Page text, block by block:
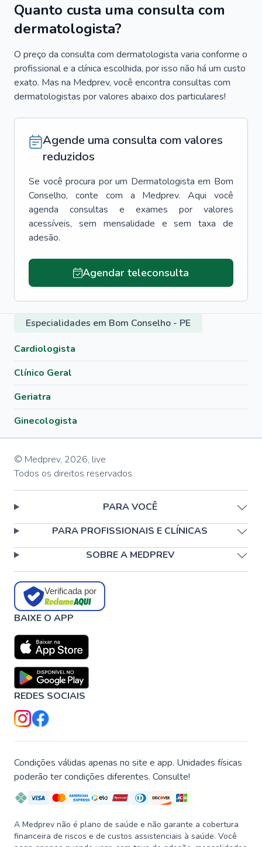
Quanto custa uma consulta com
dermatologista?
O preço da consulta com dermatologista varia conforme o
profissional e a clínica escolhida, por isso não há um custo
exato. Mas na Medprev, você encontra consultas com
dermatologistas por valores abaixo dos particulares!
Agende uma consulta com valores
reduzidos
Se você procura por um Dermatologista em Bom
Conselho, conte com a Medprev. Aqui você
agenda consultas e exames por valores
acessíveis, sem mensalidade e sem taxa de
adesão.
Agendar teleconsulta
Especialidades em Bom Conselho - PE
Cardiologista
Clínico Geral
Geriatra
Ginecologista
© Medprev, 2026, live
Todos os direitos reservados
PARA VOCÊ
PARA PROFISSIONAIS E CLÍNICAS
SOBRE A MEDPREV
Verificada por
BAIXE O APP
REDES SOCIAIS
Condições válidas apenas no site e app. Unidades físicas
poderão ter condições diferentes. Consulte!
A Medprev não é plano de saúde e não garante a cobertura
financeira de riscos e de custos assistenciais à saúde. Você